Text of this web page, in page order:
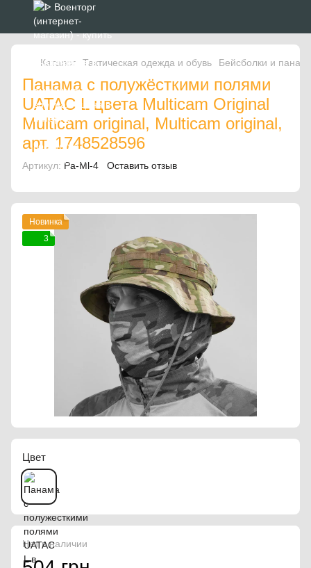
Каталог Тактическая одежда и обувь Бейсболки и
Панама с полужёсткими полями
UATAC L цвета Multicam Original
Multicam original, Multicam original,
арт. 1748528596
Артикул: Pa-Ml-4 Оставить отзыв
Новинка
3
Цвет
Нет в наличии